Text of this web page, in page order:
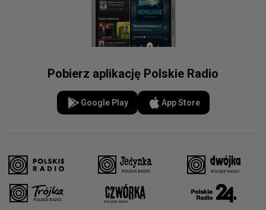
Pobierz aplikację Polskie Radio
Google Play App Store